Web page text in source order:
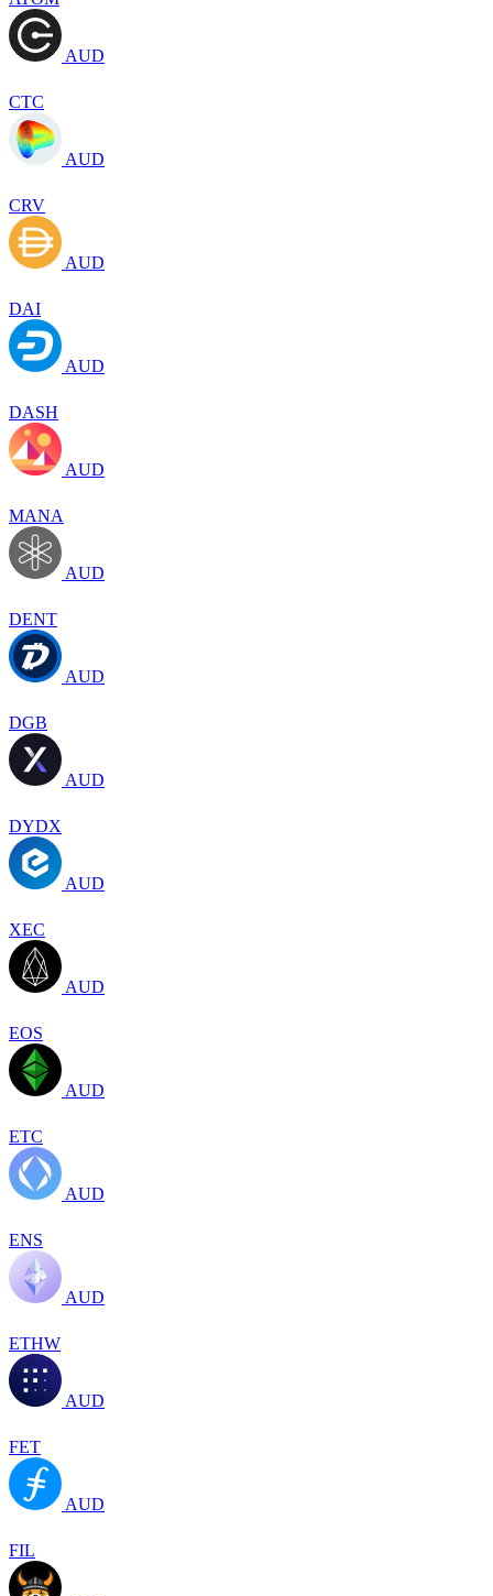
AUD
CTC
AUD
CRV
AUD
DAI
AUD
DASH
AUD
MANA
AUD
DENT
AUD
DGB
AUD
DYDX
AUD
XEC
AUD
EOS
AUD
ETC
AUD
ENS
AUD
ETHW
AUD
FET
AUD
FIL